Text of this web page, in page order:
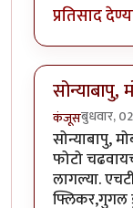
प्रतिसाद
कंजूसबुधवार,
सोन्याबापु,
फोटो
लागल्या.
फ्लिकर,गुगल